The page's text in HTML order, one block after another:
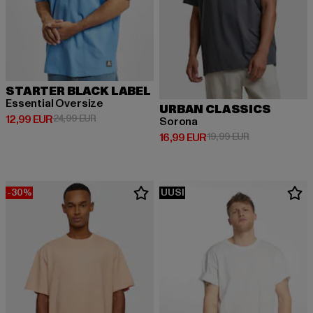
STARTER BLACK LABEL
Essential Oversize
12,99 EUR
Ajankohtainen hinta: 12,99 EUR
24,99 EURKampanjahinta: 24,99 EUR
URBAN CLASSICS
Sorona
16,99 EUR
Ajankohtainen hinta: 16,99 EUR
19,99 EUR
-30% UUSI